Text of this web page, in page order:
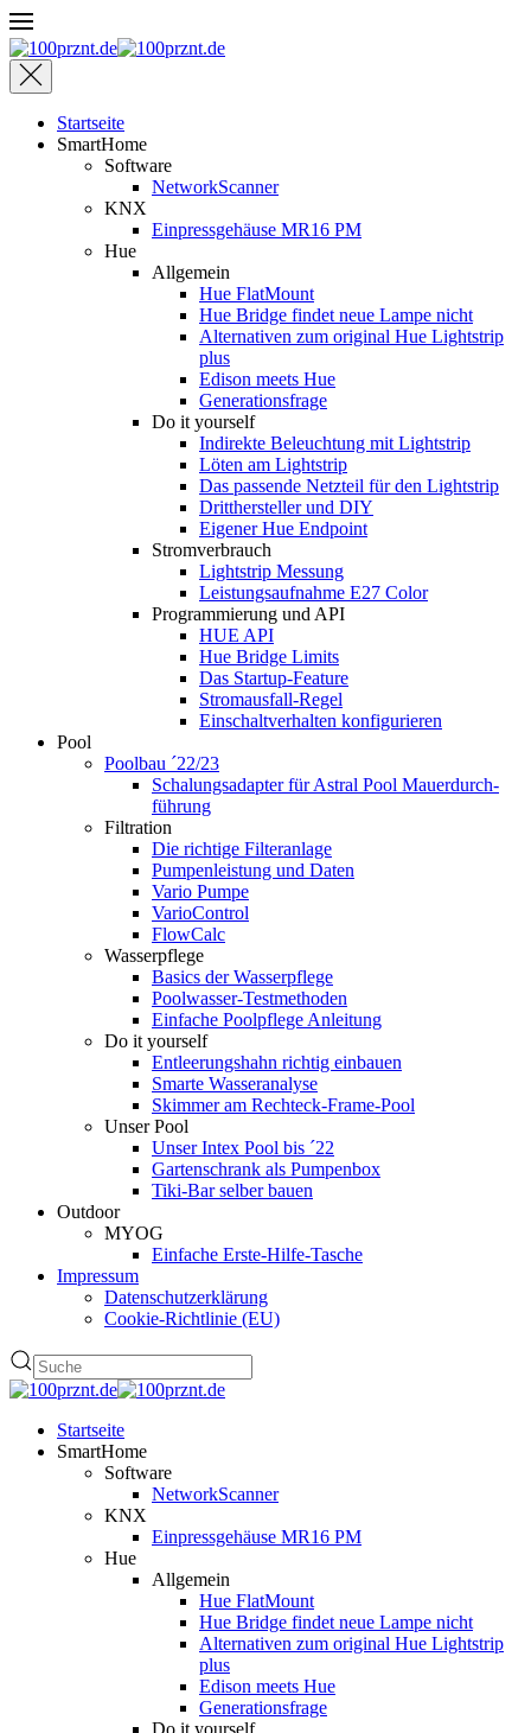
Startseite
SmartHome
Software
NetworkScanner
KNX
Einpressgehäuse MR16 PM
Hue
Allgemein
Hue FlatMount
Hue Bridge findet neue Lampe nicht
Alternativen zum original Hue Lightstrip
plus
Edison meets Hue
Generationsfrage
Do it yourself
Indirekte Beleuchtung mit Lightstrip
Löten am Lightstrip
Das passende Netzteil für den Lightstrip
Dritthersteller und DIY
Eigener Hue Endpoint
Stromverbrauch
Lightstrip Messung
Leistungsaufnahme E27 Color
Programmierung und API
HUE API
Hue Bridge Limits
Das Startup-Feature
Stromausfall-Regel
Einschaltverhalten konfigurieren
Pool
Poolbau ´22/23
Schalungs­adapter für Astral Pool Mauer­durch­
führung
Filtration
Die richtige Filter­anlage
Pumpenleistung und Daten
Vario Pumpe
Vario­Control
FlowCalc
Wasserpflege
Basics der Wasserpflege
Poolwasser-Testmethoden
Einfache Poolpflege Anleitung
Do it yourself
Ent­leerungs­hahn richtig einbauen
Smarte Wasseranalyse
Skimmer am Rechteck-Frame-Pool
Unser Pool
Unser Intex Pool bis ´22
Gartenschrank als Pumpenbox
Tiki-Bar selber bauen
Outdoor
MYOG
Einfache Erste-Hilfe-Tasche
Impressum
Datenschutzerklärung
Cookie-Richtlinie (EU)
Startseite
SmartHome
Software
NetworkScanner
KNX
Einpressgehäuse MR16 PM
Hue
Allgemein
Hue FlatMount
Hue Bridge findet neue Lampe nicht
Alternativen zum original Hue Lightstrip
plus
Edison meets Hue
Generationsfrage
Do it yourself